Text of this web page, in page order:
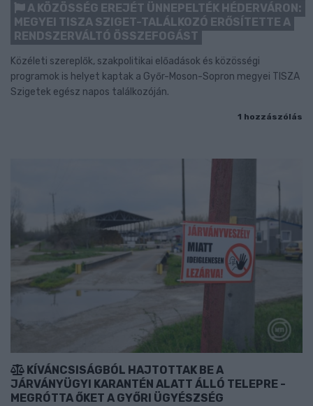
A KÖZÖSSÉG EREJÉT ÜNNEPELTÉK HÉDERVÁRON:
MEGYEI TISZA SZIGET-TALÁLKOZÓ ERŐSÍTETTE A
RENDSZERVÁLTÓ ÖSSZEFOGÁST
Közéleti szereplők, szakpolitikai előadások és közösségi
programok is helyet kaptak a Győr-Moson-Sopron megyei TISZA
Szigetek egész napos találkozóján.
1 hozzászólás
KÍVÁNCSISÁGBÓL HAJTOTTAK BE A
JÁRVÁNYÜGYI KARANTÉN ALATT ÁLLÓ TELEPRE -
MEGRÓTTA ŐKET A GYŐRI ÜGYÉSZSÉG